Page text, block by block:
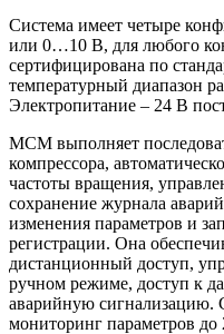
Система имеет четыре
или 0…10 В, для любого
сертифицирована по
температурный диапазон
Электропитание – 24 В
MCM выполняет
компрессора,
частоты вращения,
сохранение журнала
изменения параметров и
регистрации. Она
дистанционный доступ,
ручном режиме, доступ к
аварийную сигнализацию.
мониторинг параметров до